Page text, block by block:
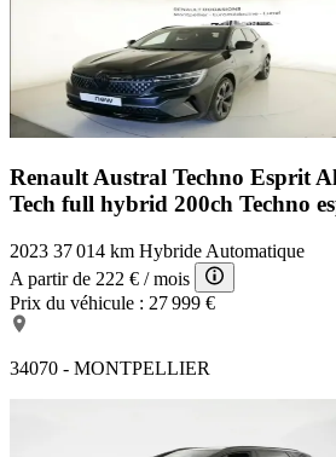
Renault Austral Techno Esprit
Tech full hybrid 200ch Techno
2023 37 014 km Hybride Automatique
A partir de 222 € / mois
Prix du véhicule : 27 999 €
34070 - MONTPELLIER